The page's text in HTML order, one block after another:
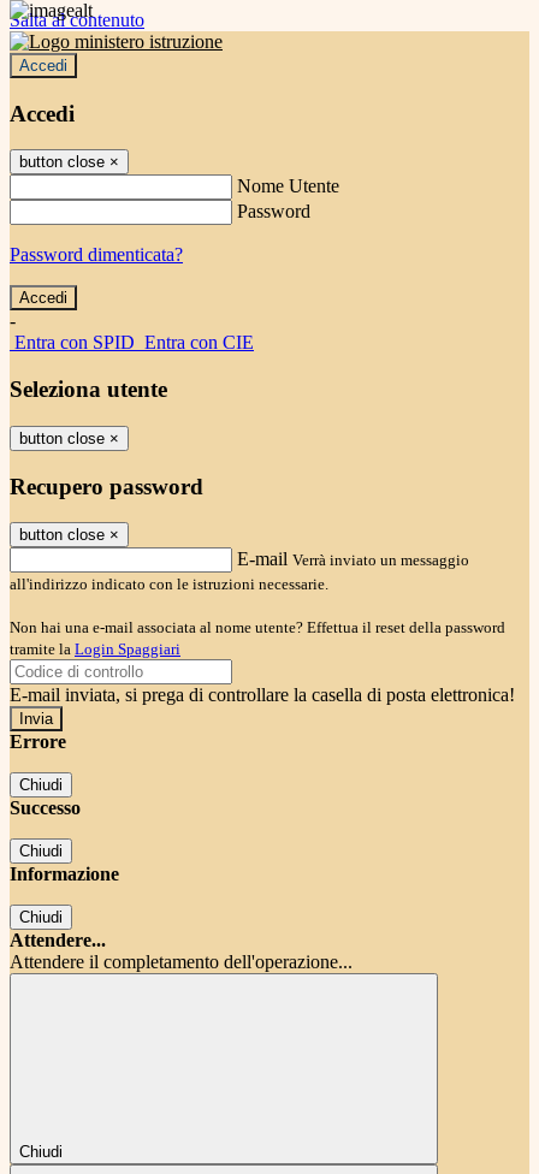
Salta al contenuto
Accedi
Accedi
button close ×
Nome Utente
Password
Password dimenticata?
-
Entra con SPID Entra con CIE
Seleziona utente
button close ×
Recupero password
button close ×
E-mail Verrà inviato un messaggio
all'indirizzo indicato con le istruzioni necessarie.
Non hai una e-mail associata al nome utente? Effettua il reset della password
tramite la Login Spaggiari
E-mail inviata, si prega di controllare la casella di posta elettronica!
Errore
Chiudi
Successo
Chiudi
Informazione
Chiudi
Attendere...
Attendere il completamento dell'operazione...
Chiudi